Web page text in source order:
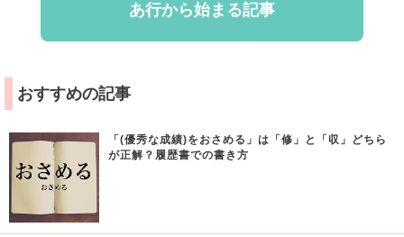
あ行から始まる記事
おすすめの記事
「(優秀な成績)をおさめる」は「修」と「収」どちら
が正解？履歴書での書き方